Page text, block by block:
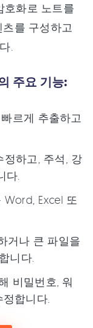
호화로 노트를
를 구성하고
.
주요 기능:
르게 추출하고
정하고, 주석, 강
다.
Word, Excel 또
거나 큰 파일을
니다.
비밀번호, 워
합니다.